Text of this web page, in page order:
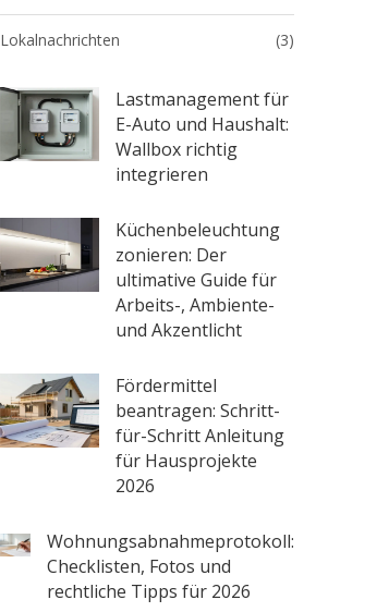
Lokalnachrichten (3)
Lastmanagement für
E-Auto und Haushalt:
Wallbox richtig
integrieren
Küchenbeleuchtung
zonieren: Der
ultimative Guide für
Arbeits-, Ambiente-
und Akzentlicht
Fördermittel
beantragen: Schritt-
für-Schritt Anleitung
für Hausprojekte
2026
Wohnungsabnahmeprotokoll:
Checklisten, Fotos und
rechtliche Tipps für 2026